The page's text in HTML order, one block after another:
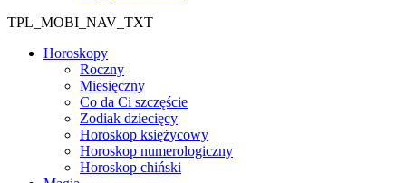
TPL_MOBI_NAV_TXT
Horoskopy
Roczny
Miesięczny
Co da Ci szczęście
Zodiak dziecięcy
Horoskop księżycowy
Horoskop numerologiczny
Horoskop chiński